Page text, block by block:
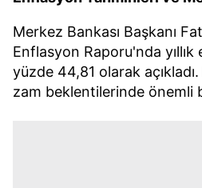
Merkez Bankası Başkanı
Enflasyon Raporu'nda
yüzde 44,81 olarak
zam beklentilerinde önemli